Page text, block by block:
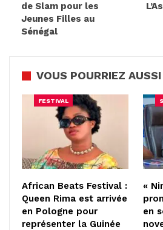
de Slam pour les
Jeunes Filles au
Sénégal
VOUS POURRIEZ
FESTIVAL
African Beats Festival :
Queen Rima est arrivée
en Pologne pour
représenter la Guinée
«
en